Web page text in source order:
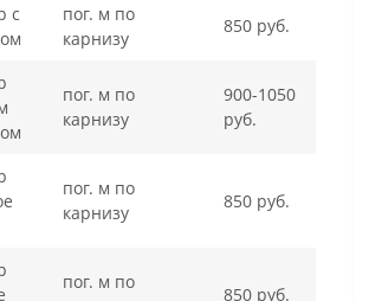
с
пог. м по
карнизу
850 руб.
пог. м по
карнизу
900-1050
руб.
пог. м по
карнизу
850 руб.
пог. м по
850 руб.